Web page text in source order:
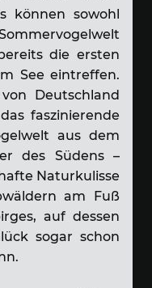
können sowohl
die ersten
See eintreffen.
Deutschland
faszinierende
aus dem
des Südens –
Naturkulisse
am Fuß
auf dessen
sogar schon